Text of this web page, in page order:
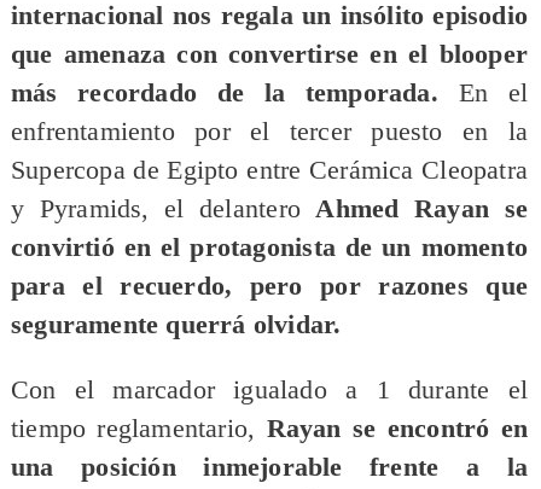
internacional nos regala un insólito episodio
que amenaza con convertirse en el blooper
más recordado de la temporada. En el
enfrentamiento por el tercer puesto en la
Supercopa de Egipto entre Cerámica Cleopatra
y Pyramids, el delanteroAhmed Rayan se
convirtió en el protagonista de un momento
para el recuerdo, pero por razones que
seguramente querrá olvidar.
Con el marcador igualado a 1 durante el
tiempo reglamentario, Rayan se encontró en
una posición inmejorable frente a la